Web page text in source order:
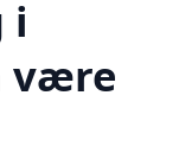
i
være